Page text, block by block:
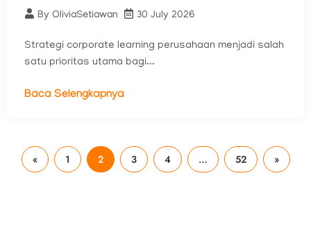
By OliviaSetiawan 30 July 2026
Strategi corporate learning perusahaan menjadi salah
satu prioritas utama bagi...
Baca Selengkapnya
« 1 2 3 4 … 52 »